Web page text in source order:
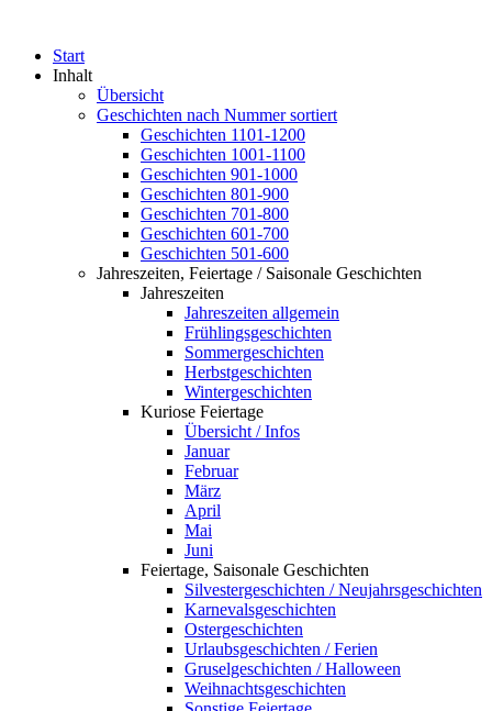
Start
Inhalt
Übersicht
Geschichten nach Nummer sortiert
Geschichten 1101-1200
Geschichten 1001-1100
Geschichten 901-1000
Geschichten 801-900
Geschichten 701-800
Geschichten 601-700
Geschichten 501-600
Jahreszeiten, Feiertage / Saisonale Geschichten
Jahreszeiten
Jahreszeiten allgemein
Frühlingsgeschichten
Sommergeschichten
Herbstgeschichten
Wintergeschichten
Kuriose Feiertage
Übersicht / Infos
Januar
Februar
März
April
Mai
Juni
Feiertage, Saisonale Geschichten
Silvestergeschichten / Neujahrsgeschichten
Karnevalsgeschichten
Ostergeschichten
Urlaubsgeschichten / Ferien
Gruselgeschichten / Halloween
Weihnachtsgeschichten